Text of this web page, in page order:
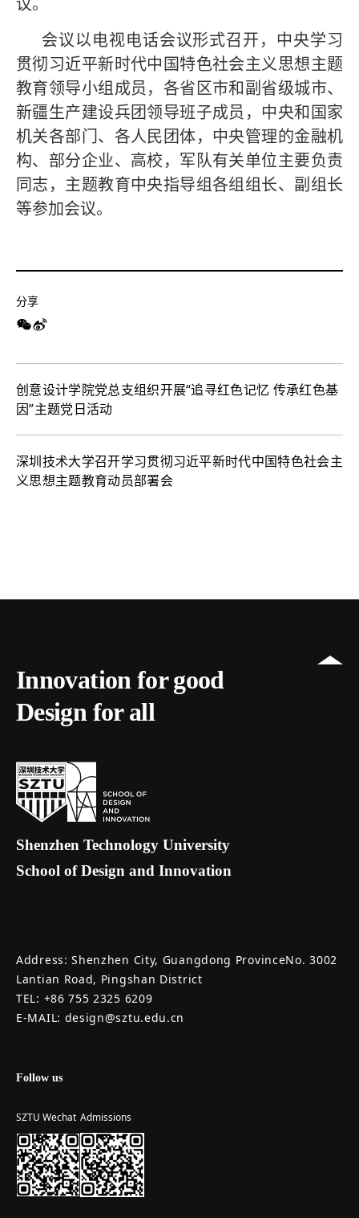
议。
会议以电视电话会议形式召开，中央学习
贯彻习近平新时代中国特色社会主义思想主题
教育领导小组成员，各省区市和副省级城市、
新疆生产建设兵团领导班子成员，中央和国家
机关各部门、各人民团体，中央管理的金融机
构、部分企业、高校，军队有关单位主要负责
同志，主题教育中央指导组各组组长、副组长
等参加会议。
分享
创意设计学院党总支组织开展“追寻红色记忆 传承红色基
因”主题党日活动
深圳技术大学召开学习贯彻习近平新时代中国特色社会主
义思想主题教育动员部署会
Innovation for good
Design for all
Shenzhen Technology University
School of Design and Innovation
Address: Shenzhen City, Guangdong ProvinceNo. 3002
Lantian Road, Pingshan District
TEL: +86 755 2325 6209
E-MAIL: design@sztu.edu.cn
Follow us
SZTU Wechat Admissions